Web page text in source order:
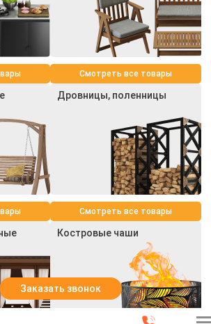
Смотреть все товары
Дровницы, поленницы
Смотреть все товары
Костровые чаши
Заказать звонок